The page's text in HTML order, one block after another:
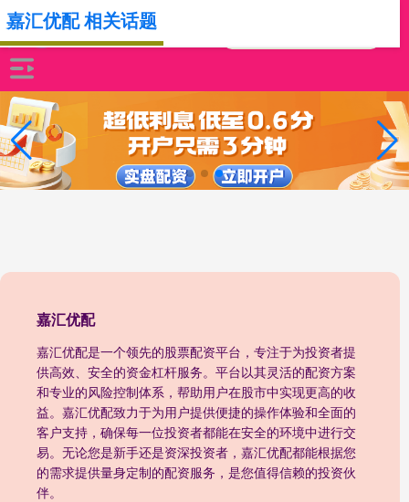
嘉汇优配
嘉汇优配是一个领先的股票配资平台，专注于为投资者提
供高效、安全的资金杠杆服务。平台以其灵活的配资方案
和专业的风险控制体系，帮助用户在股市中实现更高的收
益。嘉汇优配致力于为用户提供便捷的操作体验和全面的
客户支持，确保每一位投资者都能在安全的环境中进行交
易。无论您是新手还是资深投资者，嘉汇优配都能根据您
的需求提供量身定制的配资服务，是您值得信赖的投资伙
伴。
嘉汇优配 相关话题